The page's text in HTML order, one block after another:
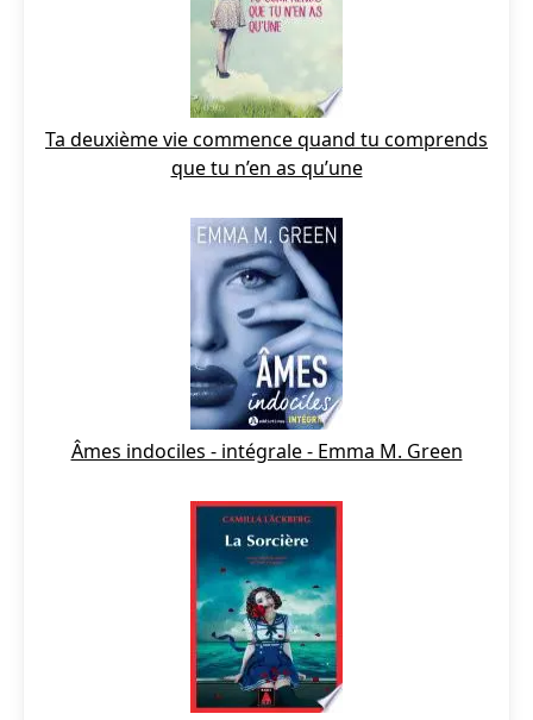
Ta deuxième vie commence quand tu comprends
que tu n’en as qu’une
Âmes indociles - intégrale - Emma M. Green